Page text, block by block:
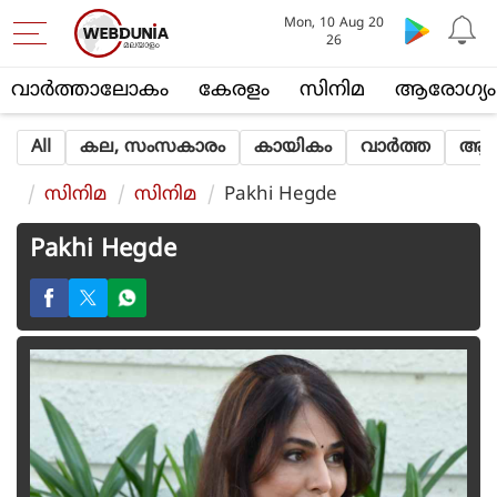
വാര്‍ത്താലോകം കേരളം സിനിമ ആരോഗ്യം
Mon, 10 Aug 20
26
All കല, സംസകാരം കായികം വാര്‍ത്ത
സിനിമ സിനിമ Pakhi Hegde
Pakhi Hegde